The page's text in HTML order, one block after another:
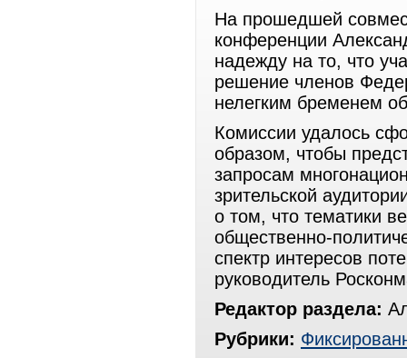
На прошедшей
конференции
надежду на то, что
решение членов
нелегким бременем
Комиссии удалось
образом, чтобы
запросам
зрительской
о том, что тематики
общественно-
спектр интересов
руководитель
Редактор раздела:
Рубрики: